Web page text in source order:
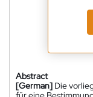
Abstract
[German] Die